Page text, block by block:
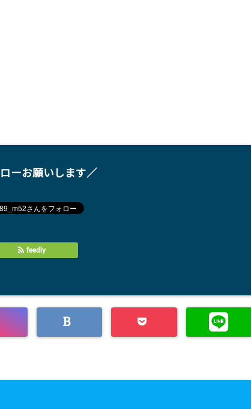
ーお願いします／
feedly